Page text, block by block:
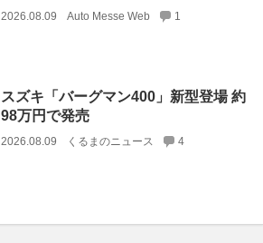
2026.08.09 Auto Messe Web 1
スズキ「バーグマン400」新型登場 約
98万円で発売
2026.08.09 くるまのニュース 4